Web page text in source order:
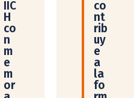
IIC
H
co
n
m
e
m
or
co
nt
rib
uy
e
a
la
fo